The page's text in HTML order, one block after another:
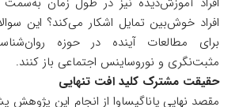
افراد خوش‌بین تمایل اشکار می‌کند؟ این
برای مطالعات آینده در حوزه
مثبت‌نگری و نوروساینس اجتماعی باز کنند.
حقیقت مشترک کلید افت تنهایی
مقصد نهایی یاناگیساوا از انجام این پژوهش